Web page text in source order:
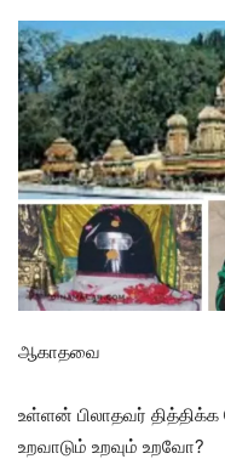
ஆகாதவை
உள்ளன் பிலாதவர் தித்திக்க
உறவாடும் உறவும் உறவோ?